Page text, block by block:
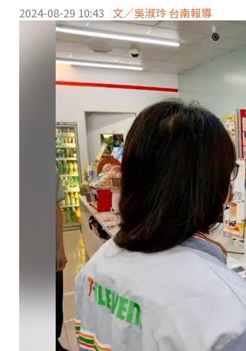
2024-08-29 10:43 文／吳淑玲 台南報導